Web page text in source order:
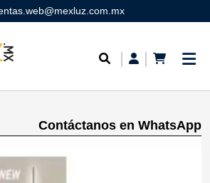
Contáctanos en WhatsApp